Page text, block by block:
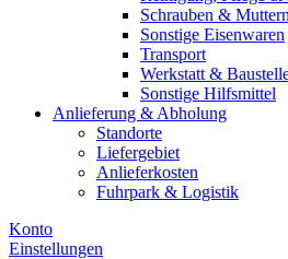
Schrauben & Muttern
Sonstige Eisenwaren
Transport
Werkstatt &
Sonstige Hilfsmittel
Anlieferung & Abholung
Standorte
Liefergebiet
Anlieferkosten
Fuhrpark & Logistik
Konto
Einstellungen